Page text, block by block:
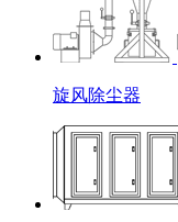
旋风除尘器